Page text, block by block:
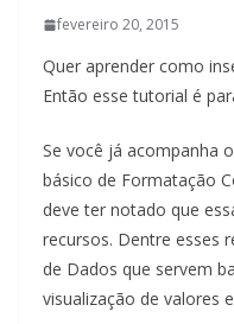
fevereiro 20, 2015
Quer aprender como
Então esse tutorial é
Se você já acompanha
básico de Formatação
deve ter notado que
recursos. Dentre esses
de Dados que servem
visualização de valores